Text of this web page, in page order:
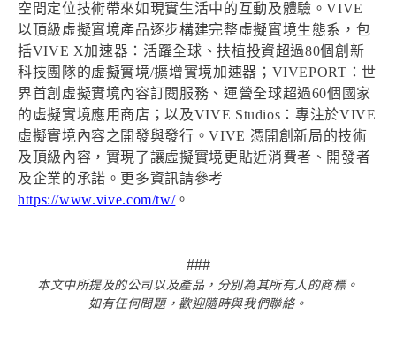
空間定位技術帶來如現實生活中的互動及體驗。VIVE
以頂級虛擬實境產品逐步構建完整虛擬實境生態系，包
括VIVE X加速器：活躍全球、扶植投資超過80個創新
科技團隊的虛擬實境/擴增實境加速器；VIVEPORT：世
界首創虛擬實境內容訂閱服務、運營全球超過60個國家
的虛擬實境應用商店；以及VIVE Studios：專注於VIVE
虛擬實境內容之開發與發行。VIVE 憑開創新局的技術
及頂級內容，實現了讓虛擬實境更貼近消費者、開發者
及企業的承諾。更多資訊請參考
https://www.vive.com/tw/。
###
本文中所提及的公司以及產品，分別為其所有人的商標。
如有任何問題，歡迎隨時與我們聯絡。